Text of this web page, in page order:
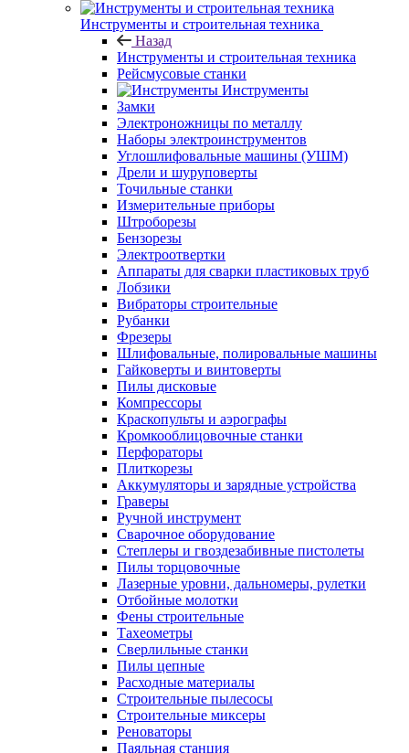
Инструменты и строительная техника
Назад
Инструменты и строительная техника
Рейсмусовые станки
Инструменты
Замки
Электроножницы по металлу
Наборы электроинструментов
Углошлифовальные машины (УШМ)
Дрели и шуруповерты
Точильные станки
Измерительные приборы
Штроборезы
Бензорезы
Электроотвертки
Аппараты для сварки пластиковых труб
Лобзики
Вибраторы строительные
Рубанки
Фрезеры
Шлифовальные, полировальные машины
Гайковерты и винтоверты
Пилы дисковые
Компрессоры
Краскопульты и аэрографы
Кромкооблицовочные станки
Перфораторы
Плиткорезы
Аккумуляторы и зарядные устройства
Граверы
Ручной инструмент
Сварочное оборудование
Степлеры и гвоздезабивные пистолеты
Пилы торцовочные
Лазерные уровни, дальномеры, рулетки
Отбойные молотки
Фены строительные
Тахеометры
Сверлильные станки
Пилы цепные
Расходные материалы
Строительные пылесосы
Строительные миксеры
Реноваторы
Паяльная станция